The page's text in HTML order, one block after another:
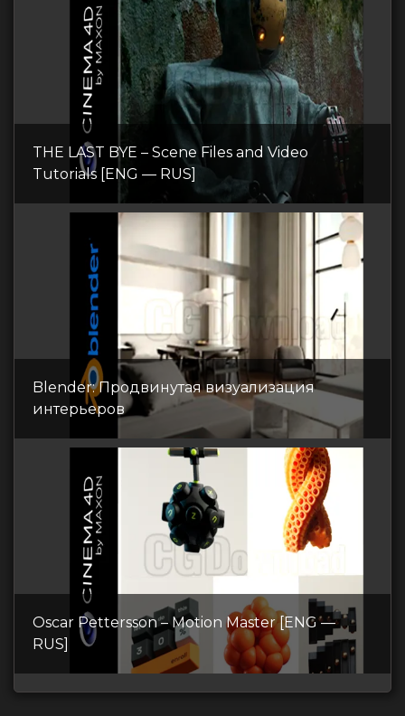
THE LAST BYE – Scene Files and Video
Tutorials [ENG — RUS]
Blender: Продвинутая визуализация
интерьеров
Oscar Pettersson – Motion Master [ENG —
RUS]